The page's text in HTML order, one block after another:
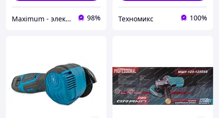
Maximum - электрические и бензиновый инструмент 98% Техномикс 100%